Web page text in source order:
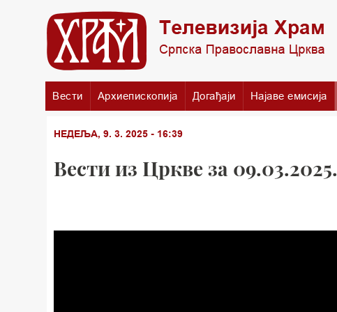
Вести Архиепископија Догађаји Најаве емисија
НЕДЕЉА, 9. 3. 2025 - 16:39
Вести из Цркве за 09.03.2025.